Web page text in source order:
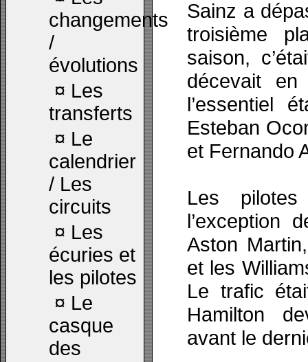
changements
/
évolutions
¤ Les
transferts
¤ Le
calendrier
/ Les
circuits
¤ Les
écuries et
les pilotes
¤ Le
casque
des
Sainz a
troisième
saison,
décevait
l’essentiel
Esteban
et Fernando
Les
l’exception
Aston
et les
Le trafic
Hamilton
avant le